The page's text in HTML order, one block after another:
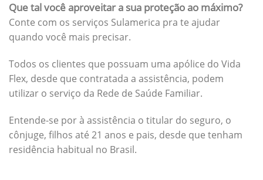
Que tal você aproveitar a sua proteção ao máximo?
Conte com os serviços Sulamerica pra te ajudar
quando você mais precisar.
Todos os clientes que possuam uma apólice do Vida
Flex, desde que contratada a assistência, podem
utilizar o serviço da Rede de Saúde Familiar.
Entende-se por à assistência o titular do seguro, o
cônjuge, filhos até 21 anos e pais, desde que tenham
residência habitual no Brasil.